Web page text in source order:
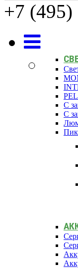
+7 (495)
С
С